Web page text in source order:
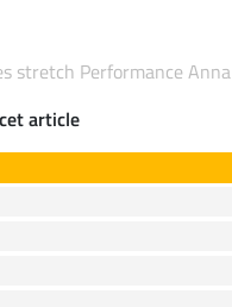
stretch Performance Anna
article